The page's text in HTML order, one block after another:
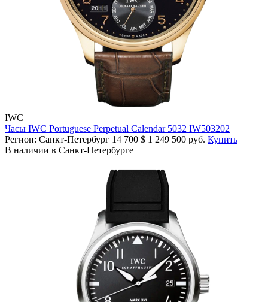
IWC
Часы IWC Portuguese Perpetual Calendar 5032 IW503202
Регион: Санкт-Петербург 14 700 $ 1 249 500 руб. Купить
В наличии в Санкт-Петербурге